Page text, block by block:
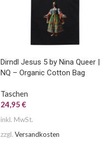
Dirndl Jesus 5 by Nina Queer |
NQ – Organic Cotton Bag
Taschen
24,95 €
inkl. MwSt.
zzgl. Versandkosten